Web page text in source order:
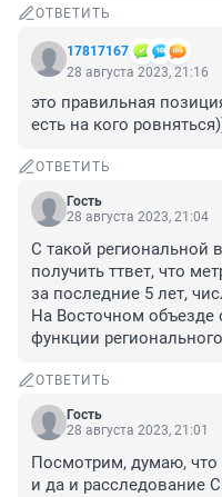
ОТВЕТИТЬ
17817167
28 августа 2023, 21:16
это правильная
есть на кого
ОТВЕТИТЬ
Гость
28 августа 2023, 21:04
С такой региональной
получить ттвет, что
за последние 5 лет,
На Восточном объезде
функции
ОТВЕТИТЬ
Гость
28 августа 2023, 21:01
Посмотрим, думаю, что
и да и расследование